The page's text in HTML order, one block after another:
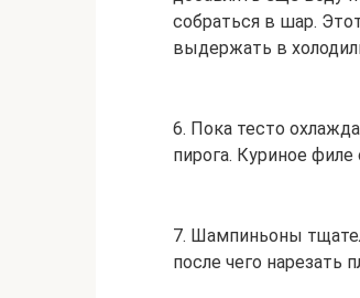
собраться в шар.
выдержать в
6. Пока тесто
пирога. Куриное
7. Шампиньоны
после чего нарезать